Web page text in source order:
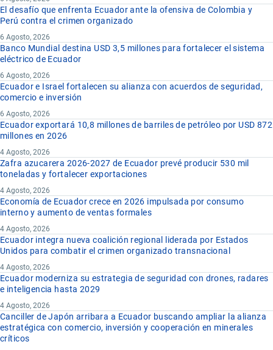
kVA
kilovolt(io[s])-ampere(s)(amperio [s])
kvar
kilovolt(io[s])-ampere(s)(amperio[s]) reactivo(s)
kW
kilovatio(s) (kilowatt[s])
l
litro(s)
m
metro(s)
m-
meta-
m2
metro(s) cuadrado(s)
µCi
microcurie
mm
milímetro(s)
mN
milinewton(s)
N
newton(s)
número
o-
orto-
p-
para-
t
tonelada(s)
UV
ultravioleta(s)
V
volt(io[s])
vol.
volumen
W
vatio(s) (watt[s])
1 pie cuadrado
1 pulgada cuadrada
4.
VOLUMEN
1 pie cúbico
1 pinta (USA líquida)
1 onza líquida (USA)
El desafío que enfrenta Ecuador ante la ofensiva de Colombia y
Perú contra el crimen organizado
6 Agosto, 2026
Banco Mundial destina USD 3,5 millones para fortalecer el sistema
eléctrico de Ecuador
6 Agosto, 2026
Ecuador e Israel fortalecen su alianza con acuerdos de seguridad,
comercio e inversión
6 Agosto, 2026
Ecuador exportará 10,8 millones de barriles de petróleo por USD 872
millones en 2026
4 Agosto, 2026
Zafra azucarera 2026-2027 de Ecuador prevé producir 530 mil
toneladas y fortalecer exportaciones
4 Agosto, 2026
Economía de Ecuador crece en 2026 impulsada por consumo
interno y aumento de ventas formales
4 Agosto, 2026
Ecuador integra nueva coalición regional liderada por Estados
Unidos para combatir el crimen organizado transnacional
4 Agosto, 2026
Ecuador moderniza su estrategia de seguridad con drones, radares
e inteligencia hasta 2029
4 Agosto, 2026
Canciller de Japón arribara a Ecuador buscando ampliar la alianza
estratégica con comercio, inversión y cooperación en minerales
críticos